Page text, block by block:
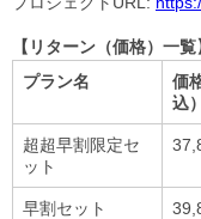
【リターン（価格）一覧
プラン名
価
込）
超超早割限定セ
ット
早割セット